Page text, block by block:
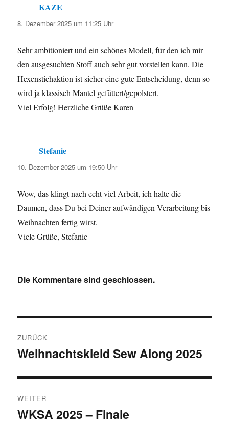
KAZE
8. Dezember 2025 um 11:25 Uhr
Sehr ambitioniert und ein schönes Modell, für den ich mir
den ausgesuchten Stoff auch sehr gut vorstellen kann. Die
Hexenstichaktion ist sicher eine gute Entscheidung, denn so
wird ja klassisch Mantel gefüttert/gepolstert.
Viel Erfolg! Herzliche Grüße Karen
Stefanie
10. Dezember 2025 um 19:50 Uhr
Wow, das klingt nach echt viel Arbeit, ich halte die
Daumen, dass Du bei Deiner aufwändigen Verarbeitung bis
Weihnachten fertig wirst.
Viele Grüße, Stefanie
Die Kommentare sind geschlossen.
ZURÜCK
Vorheriger
Weihnachtskleid Sew Along 2025
WEITER
Nächster
WKSA 2025 – Finale